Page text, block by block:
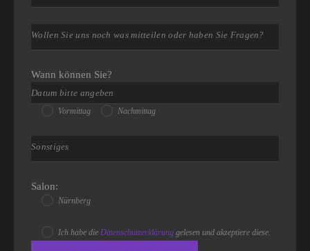
Wann können Sie?
Vormittag Nachmittag
Salon:
Nürnberg
Ich habe die Datenschutzerklärung gelesen und akzeptiere diese.